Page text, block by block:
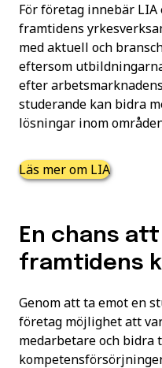
För företag innebär
framtidens
med aktuell och
eftersom
efter
studerande kan bidra
lösningar inom
Läs mer om LIA
En chans
framtidens
Genom att ta emot en
företag möjlighet att
medarbetare och